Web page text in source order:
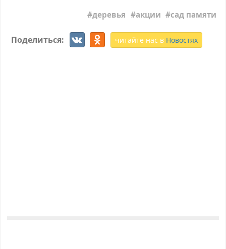
деревья акции сад памяти
Поделиться: читайте нас в Новостях